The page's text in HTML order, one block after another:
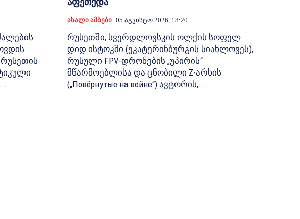
Ახალი Ამბები 05 Აგვისტო 2026, 18:20
რუსეთში, სვერდლოვსკის ოლქის სოფელ
დიდ ისტოკში (ეკატერინბურგის სიახლოვეს),
რუსული FPV-დრონების „უპირის“
მწარმოებლისა და ცნობილი Z-არხის
(„Повёрнутые на войне“) ავტორის,...